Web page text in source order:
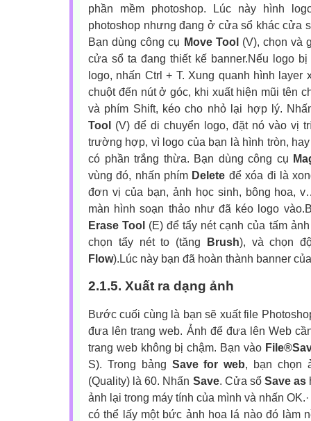
phần mềm photoshop. Lúc này hình
photoshop nhưng đang ở cửa sổ khác cửa
Bạn dùng công cụ Move Tool (V), chọn và
cửa sổ ta đang thiết kế banner.Nếu logo
logo, nhấn Ctrl + T. Xung quanh hình
chuột đến nút ở góc, khi xuất hiện mũi tên
và phím Shift, kéo cho nhỏ lại hợp lý.
Tool (V) để di chuyển logo, đặt nó vào vị
trường hợp, vì logo của bạn là hình tròn,
có phần trắng thừa. Bạn dùng công cụ
vùng đó, nhấn phím Delete để xóa đi là
đơn vị của bạn, ảnh học sinh, bông hoa,
màn hình soạn thảo như đã kéo logo
Erase Tool (E) để tẩy nét cạnh của tấm
chọn tẩy nét to (tăng
Brush), và chọn
Flow).Lúc này bạn đã hoàn thành banner
2.1.5. Xuất ra dạng ảnh
Bước cuối cùng là bạn sẽ xuất file
đưa lên trang web. Ảnh để đưa lên Web
trang web không bị chậm. Bạn vào
S). Trong bảng Save for web, bạn chọn
(Quality) là 60. Nhấn Save. Cửa sổ Save as
ảnh lại trong máy tính của mình và nhấn OK.·
có thể lấy một bức ảnh hoa lá nào đó làm